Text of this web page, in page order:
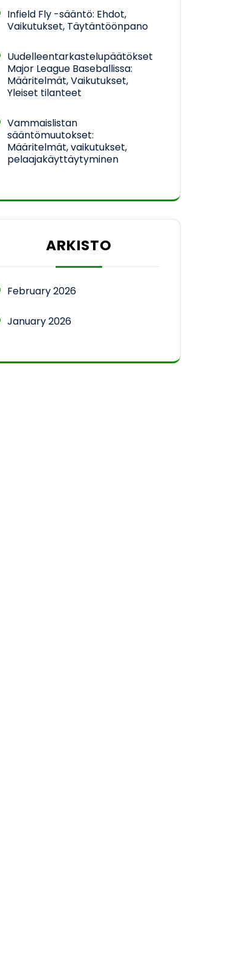
Infield Fly -sääntö: Ehdot,
Vaikutukset, Täytäntöönpano
Uudelleentarkastelupäätökset
Major League Baseballissa:
Määritelmät, Vaikutukset,
Yleiset tilanteet
Vammaislistan
sääntömuutokset:
Määritelmät, vaikutukset,
pelaajakäyttäytyminen
ARKISTO
February 2026
January 2026